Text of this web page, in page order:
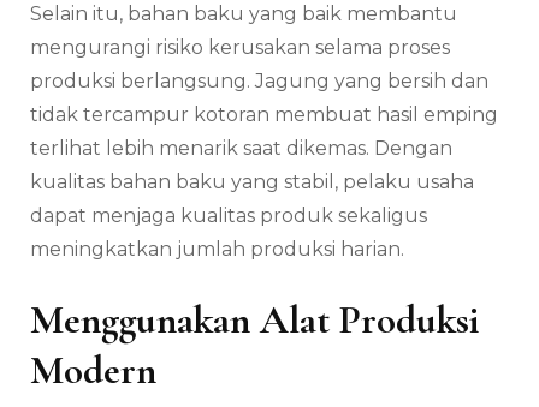
Selain itu, bahan baku yang baik membantu
mengurangi risiko kerusakan selama proses
produksi berlangsung. Jagung yang bersih dan
tidak tercampur kotoran membuat hasil emping
terlihat lebih menarik saat dikemas. Dengan
kualitas bahan baku yang stabil, pelaku usaha
dapat menjaga kualitas produk sekaligus
meningkatkan jumlah produksi harian.
Menggunakan Alat Produksi
Modern